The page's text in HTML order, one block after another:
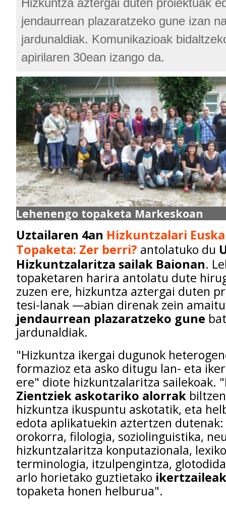
Hizkuntza aztergai duten proiektuak
jendaurrean plazaratzeko gune izan
jardunaldiak. Komunikazioak
apirilaren 30ean izango da.
Lehenengo topaketa Markeskoan
Uztailaren 4an Hizkuntzalari
Topaketa: Zer berri? antolatuko du
Hizkuntzalaritza sailak Baionan.
topaketaren harira antolatu dute
zuzen ere, hizkuntza aztergai duten
tesi-lanak —abian direnak zein
jendaurrean plazaratzeko gune
jardunaldiak.
"Hizkuntza ikergai dugunok
formazioz eta asko ditugu lan- eta
ere" diote hizkuntzalaritza sailekoak. "
Zientziek askotariko alorrak
hizkuntza ikuspuntu askotatik, eta
edota aplikatuekin aztertzen
orokorra, filologia, soziolinguistika,
hizkuntzalaritza konputazionala,
terminologia, itzulpengintza,
arlo horietako guztietako
topaketa honen helburua".